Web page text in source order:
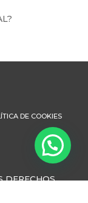
DE COOKIES
DERECHOS